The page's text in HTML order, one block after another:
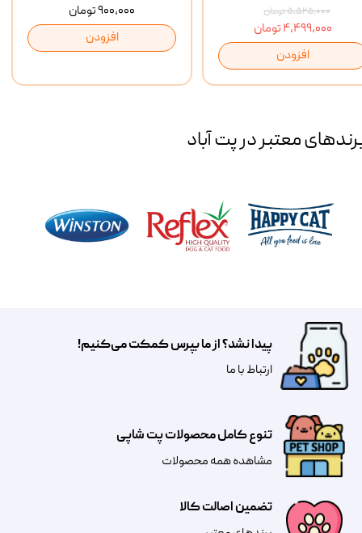
۹۰۰,۰۰۰ تومان
افزودن
۵,۵۲۵,۰۰۰ تومان
۴,۴۹۹,۰۰۰ تومان
افزودن
معتبر در پت آباد
تضمین اصالت کالا
تنوع کامل محصولات پت شاپی
مشاهده همه محصولات
پیدا نشد؟ از ما بپرس کمکت می‌کنیم!
​​​ارتباط با ما